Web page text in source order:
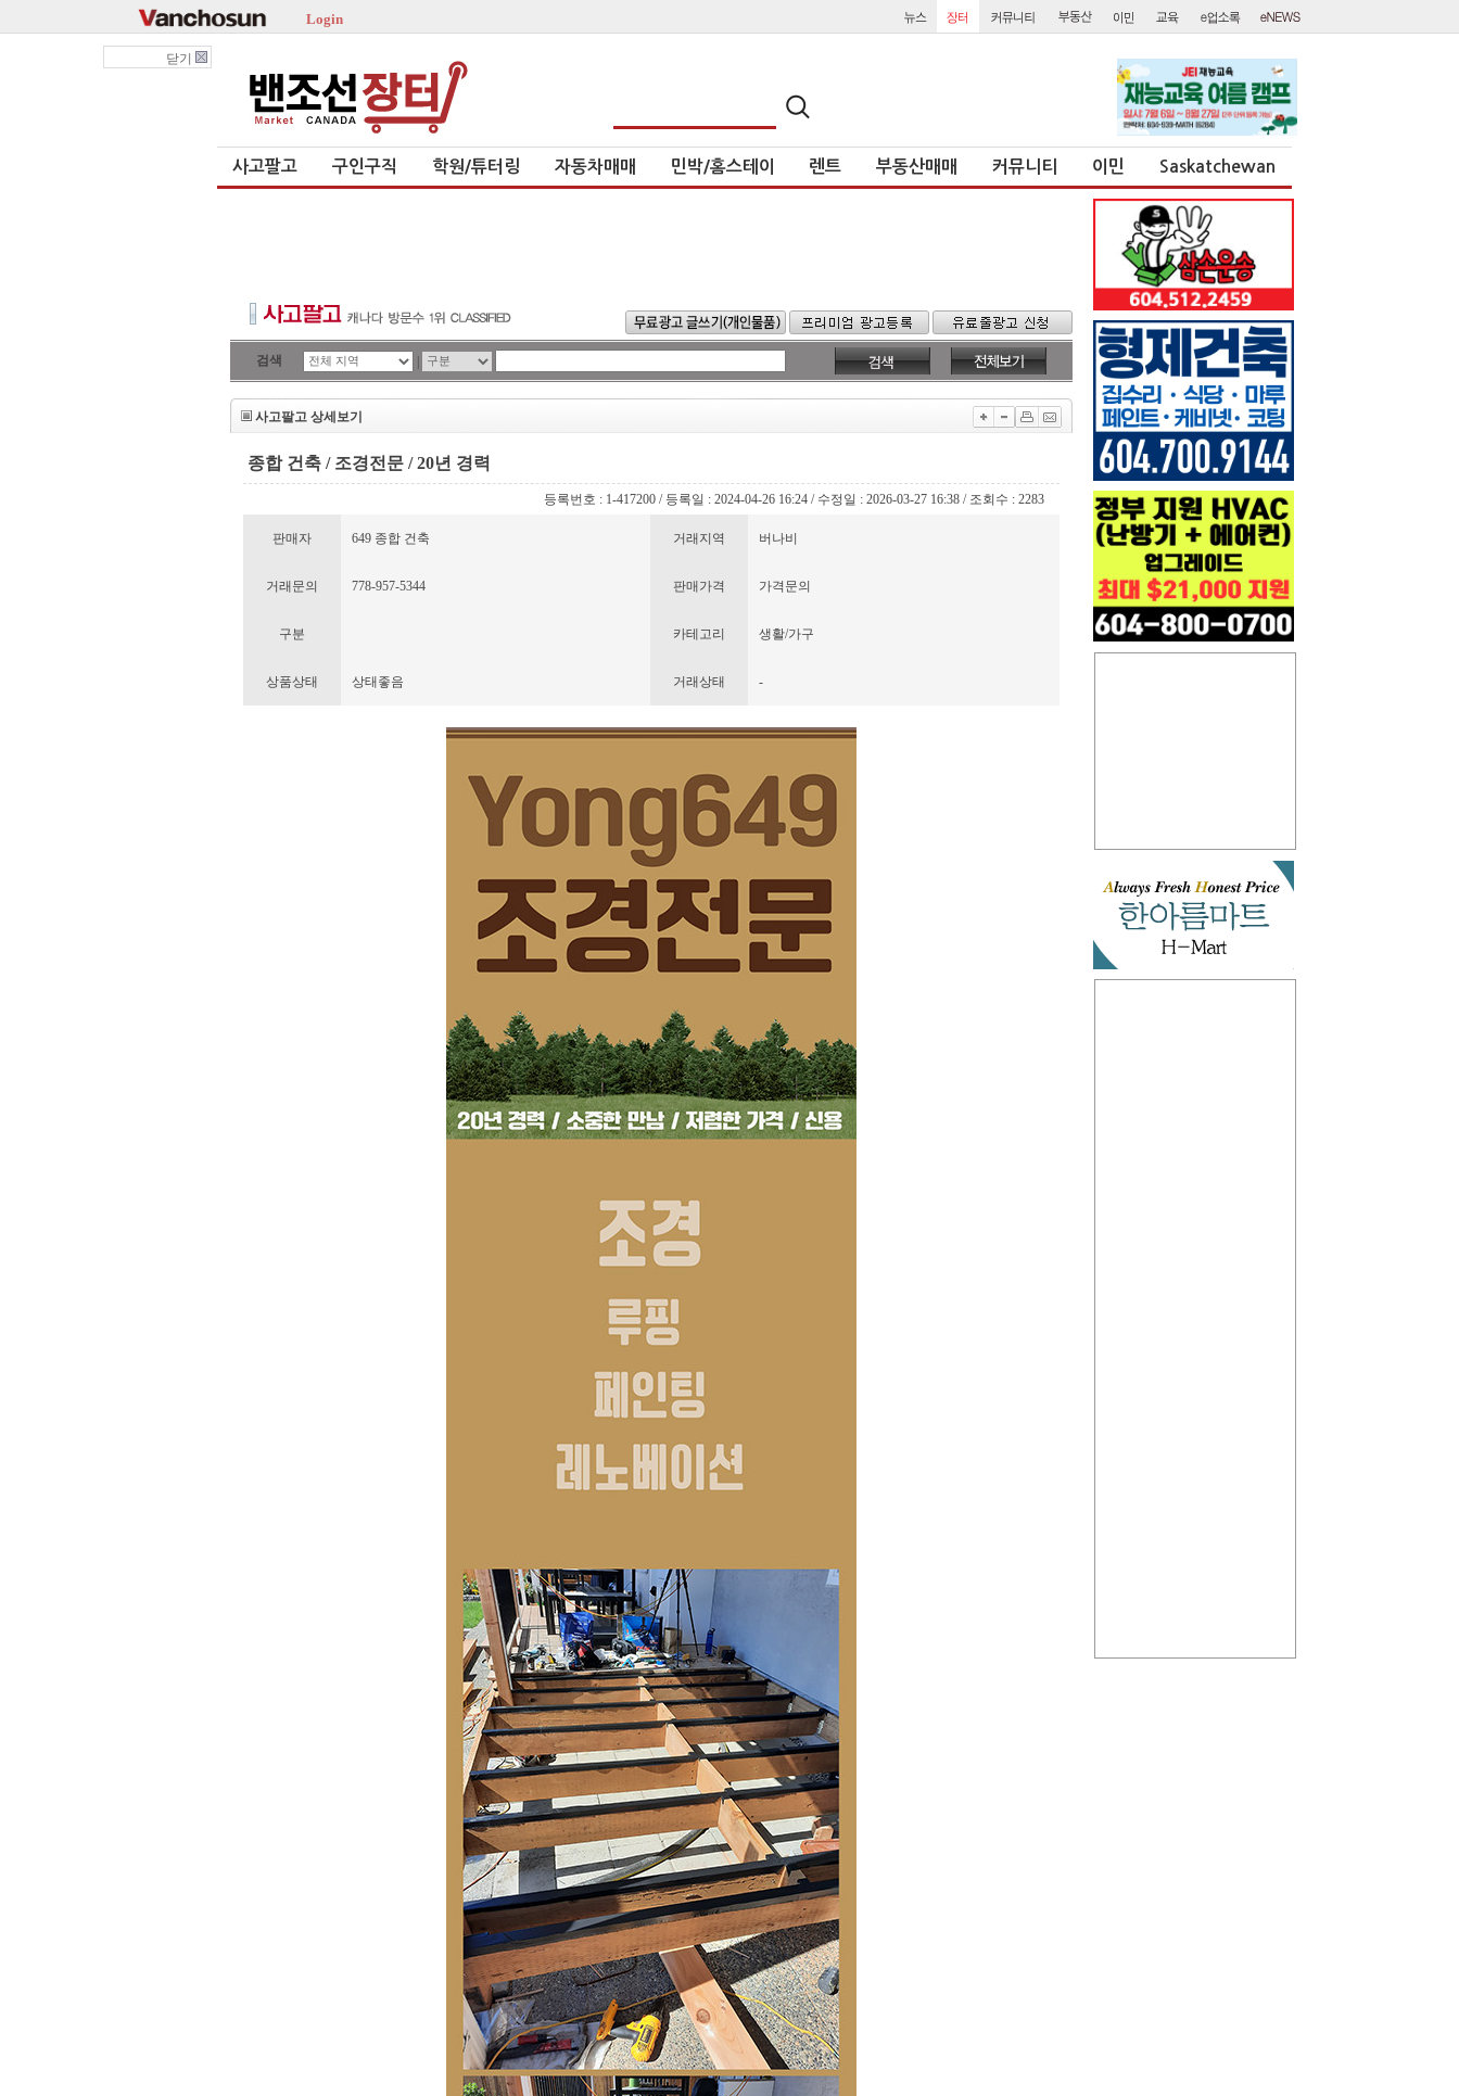
Login
닫기
사고팔고 구인구직 학원/튜터링 자동차매매 민박/홈스테이 렌트 부동산매매 커뮤니티 이민 Saskatchewan
검색 |
사고팔고 상세보기
종합 건축 / 조경전문 / 20년 경력
등록번호 : 1-417200 / 등록일 : 2024-04-26 16:24 / 수정일 : 2026-03-27 16:38 / 조회수 : 2283
판매자 649 종합 건축 거래지역 버나비
거래문의 778-957-5344 판매가격 가격문의
구분 카테고리 생활/가구
상품상태 상태좋음 거래상태 -